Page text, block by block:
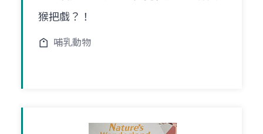
猴把戲？！
哺乳動物